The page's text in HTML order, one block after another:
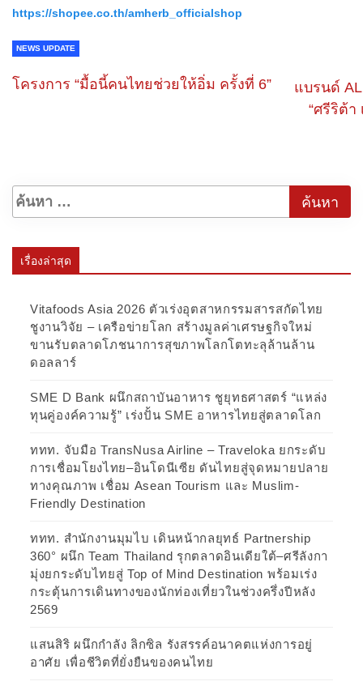
https://shopee.co.th/amherb_officialshop
NEWS UPDATE
โครงการ “มื้อนี้คนไทยช่วยให้อิ่ม ครั้งที่ 6”
แบรนด์
“ศรีริต้า
เรื่องล่าสุด
Vitafoods Asia 2026 ตัวเร่งอุตสาหกรรมสารสกัดไทย
ชูงานวิจัย – เครือข่ายโลก สร้างมูลค่าเศรษฐกิจใหม่
ขานรับตลาดโภชนาการสุขภาพโลกโตทะลุล้านล้าน
ดอลลาร์
SME D Bank ผนึกสถาบันอาหาร ชูยุทธศาสตร์ “แหล่ง
ทุนคู่องค์ความรู้” เร่งปั้น SME อาหารไทยสู่ตลาดโลก
ททท. จับมือ TransNusa Airline – Traveloka ยกระดับ
การเชื่อมโยงไทย–อินโดนีเซีย ดันไทยสู่จุดหมายปลาย
ทางคุณภาพ เชื่อม Asean Tourism และ Muslim-
Friendly Destination
ททท. สำนักงานมุมไบ เดินหน้ากลยุทธ์ Partnership
360° ผนึก Team Thailand รุกตลาดอินเดียใต้–ศรีลังกา
มุ่งยกระดับไทยสู่ Top of Mind Destination พร้อมเร่ง
กระตุ้นการเดินทางของนักท่องเที่ยวในช่วงครึ่งปีหลัง
2569
แสนสิริ ผนึกกำลัง ลิกซิล รังสรรค์อนาคตแห่งการอยู่
อาศัย เพื่อชีวิตที่ยั่งยืนของคนไทย